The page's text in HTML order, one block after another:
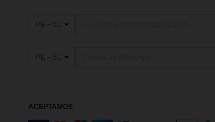
PE + 51
PE + 51
ACEPTAMOS